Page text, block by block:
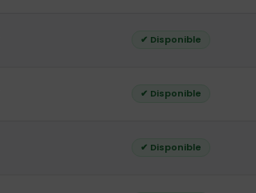
✔ Disponible
✔ Disponible
✔ Disponible